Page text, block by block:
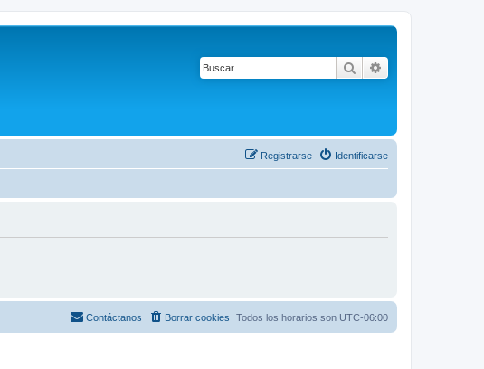
Buscar
Identificarse
Registrarse
Todos los horarios son UTC-06:00
Borrar cookies
Contáctanos